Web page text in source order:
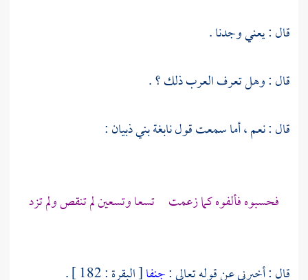
قال : يعني وجدنا .
قال : وهل تعرف العرب ذلك ؟ .
قال : نعم ، أما سمعت قولنابغة بني ذبيان:
فحسبوه فألفوه كما زعمت تسعا وتسعين لم تنقص ولم تزد
قال : أخبرني عن قوله تعالى :جنفا[ البقرة : 182 ] .